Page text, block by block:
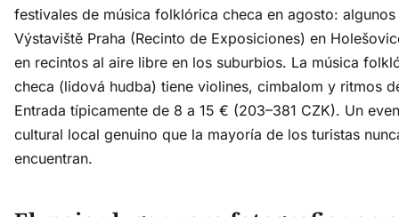
festivales de música folklórica checa en agosto: algunos
Výstaviště Praha (Recinto de Exposiciones) en
en recintos al aire libre en los suburbios. La música
checa (lidová hudba) tiene violines, cimbalom y ritmos
Entrada típicamente de 8 a 15 € (203–381 CZK). Un
cultural local genuino que la mayoría de los turistas
encuentran.